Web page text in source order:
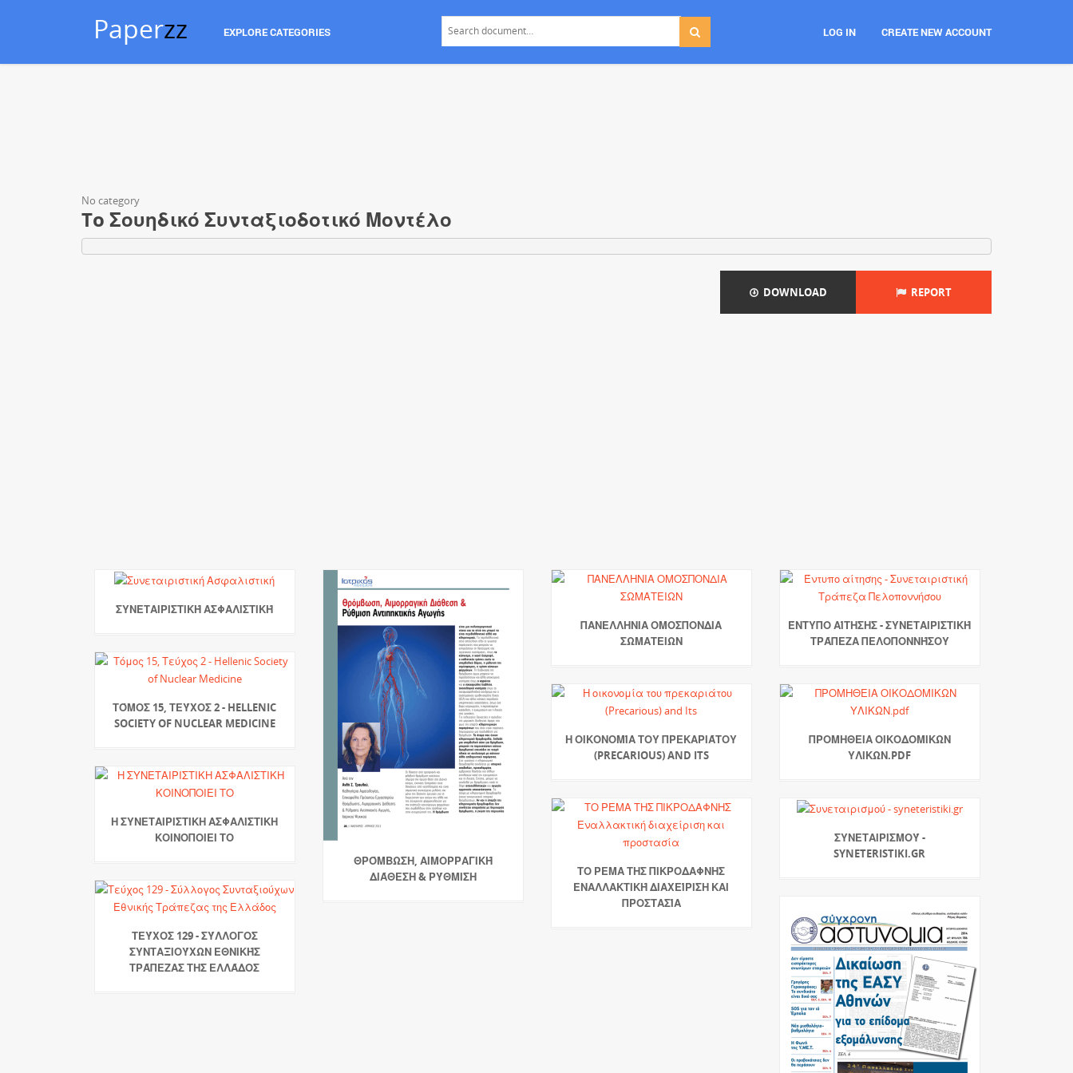
Paperzz EXPLORE CATEGORIES LOG IN CREATE NEW ACCOUNT
No category
To Σουηδικό Συνταξιοδοτικό Μοντέλο
DOWNLOAD REPORT
ΣΥΝΕΤΑΙΡΙΣΤΙΚΉ ΑΣΦΑΛΙΣΤΙΚΉ
ΘΡΌΜΒΩΣΗ, ΑΙΜΟΡΡΑΓΙΚΉ
ΔΙΆΘΕΣΗ & ΡΎΘΜΙΣΗ
ΠΑΝΕΛΛΗΝΙΑ ΟΜΟΣΠΟΝΔΙΑ
ΣΩΜΑΤΕΙΩΝ
ΈΝΤΥΠΟ ΑΊΤΗΣΗΣ - ΣΥΝΕΤΑΙΡΙΣΤΙΚΉ
ΤΡΆΠΕΖΑ ΠΕΛΟΠΟΝΝΉΣΟΥ
ΤΌΜΟΣ 15, ΤΕΎΧΟΣ 2 - HELLENIC
SOCIETY OF NUCLEAR MEDICINE
Η ΟΙΚΟΝΟΜΊΑ ΤΟΥ ΠΡΕΚΑΡΙΆΤΟΥ
(PRECARIOUS) AND ITS
ΠΡΟΜΗΘΕΙΑ ΟΙΚΟΔΟΜΙΚΩΝ
ΥΛΙΚΩΝ.PDF
Η ΣΥΝΕΤΑΙΡΙΣΤΙΚΗ ΑΣΦΑΛΙΣΤΙΚΗ
ΚΟΙΝΟΠΟΙΕΙ ΤΟ
ΤΟ ΡΕΜΑ ΤΗΣ ΠΙΚΡΟΔΑΦΝΗΣ
ΕΝΑΛΛΑΚΤΙΚΉ ΔΙΑΧΕΊΡΙΣΗ ΚΑΙ
ΠΡΟΣΤΑΣΊΑ
ΣΥΝΕΤΑΙΡΙΣΜΟΎ -
SYNETERISTIKI.GR
ΤΕΎΧΟΣ 129 - ΣΎΛΛΟΓΟΣ
ΣΥΝΤΑΞΙΟΎΧΩΝ ΕΘΝΙΚΉΣ
ΤΡΆΠΕΖΑΣ ΤΗΣ ΕΛΛΆΔΟΣ